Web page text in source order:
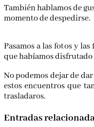
También hablamos de
momento de despedirse.
Pasamos a las fotos y
que habíamos
No podemos dejar de
estos encuentros que
trasladaros.
Entradas